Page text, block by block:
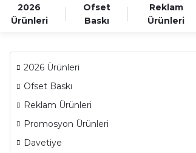
2026
Ürünleri
Ofset
Baskı
Reklam
Ürünleri
2026 Ürünleri
Ofset Baskı
Reklam Ürünleri
Promosyon Ürünleri
Davetiye